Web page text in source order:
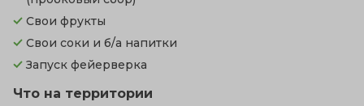
Свои фрукты
Свои соки и б/а напитки
Запуск фейерверка
Что на территории